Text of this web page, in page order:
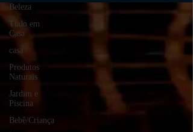
Beleza
Tudo em
Casa
casa
Produtos
Naturais
Jardim e
Piscina
Bebê/Criança
mudará Call of Duty: Warzone.